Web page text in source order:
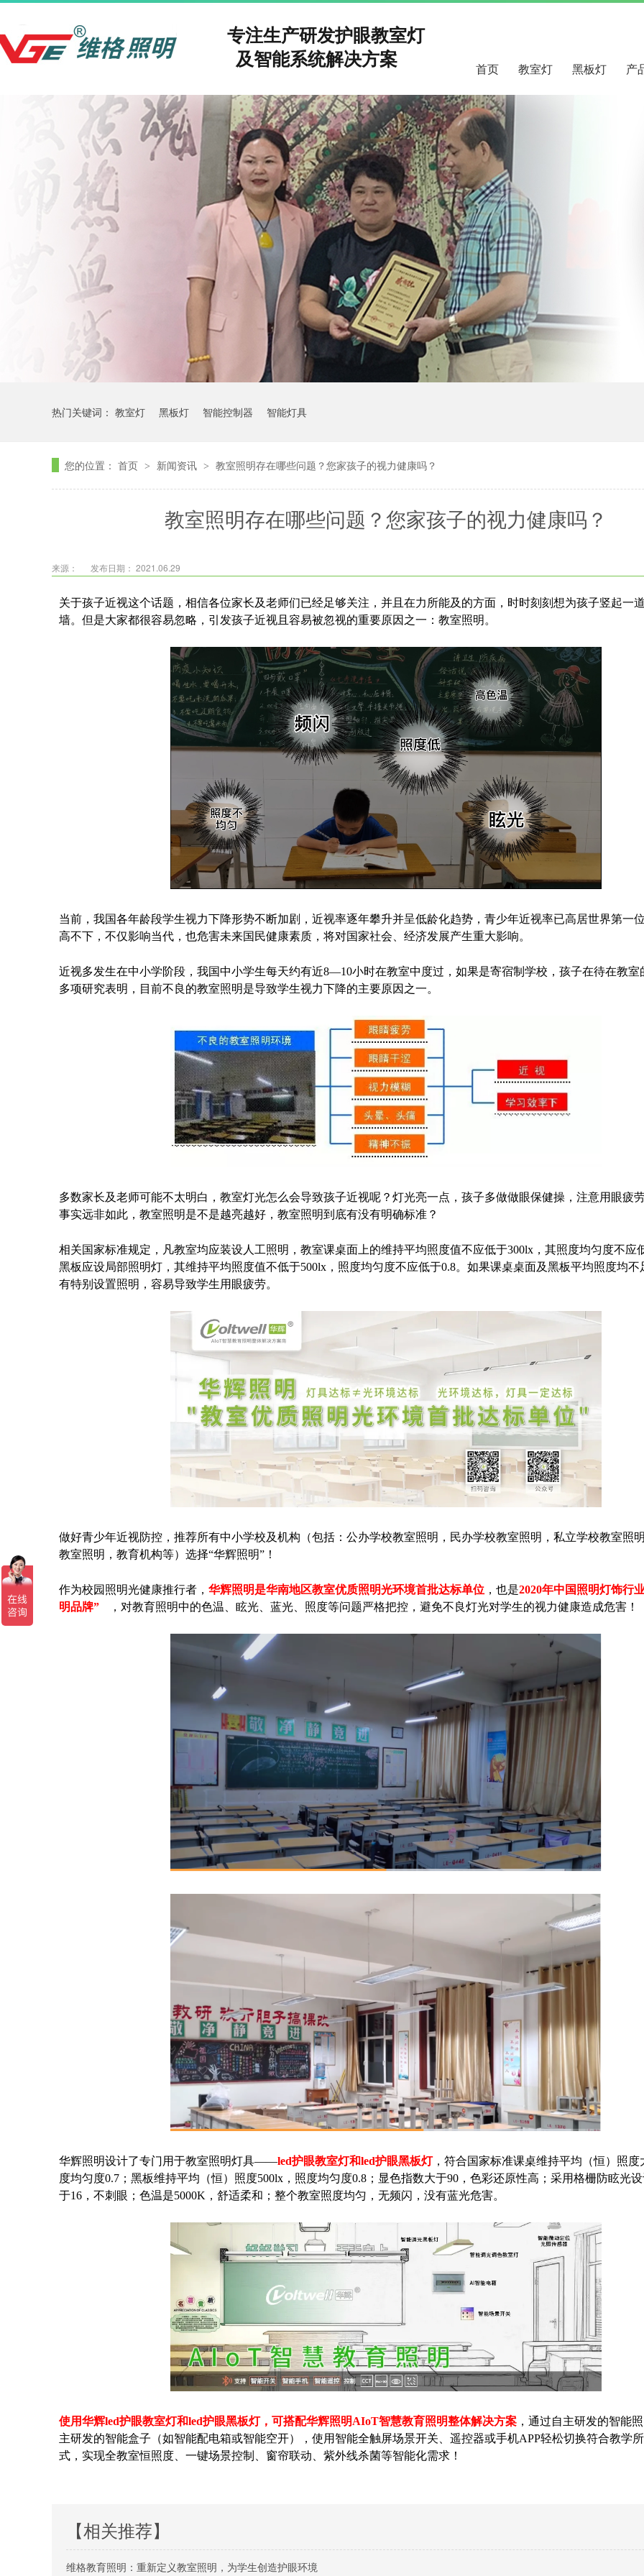
专注生产研发护眼教室灯
及智能系统解决方案
首页 教室灯 黑板灯 产
热门关键词： 教室灯 黑板灯 智能控制器 智能灯具
您的位置： 首页 > 新闻资讯 > 教室照明存在哪些问题？您家孩子的视力健康吗？
教室照明存在哪些问题？您家孩子的视力健康吗？
来源： 发布日期： 2021.06.29
关于孩子近视这个话题，相信各位家长及老师们已经足够关注，并且在力所能及的方面，时时刻刻想为孩子竖起一
墙。但是大家都很容易忽略，引发孩子近视且容易被忽视的重要原因之一：教室照明。
当前，我国各年龄段学生视力下降形势不断加剧，近视率逐年攀升并呈低龄化趋势，青少年近视率已高居世界第一
高不下，不仅影响当代，也危害未来国民健康素质，将对国家社会、经济发展产生重大影响。
近视多发生在中小学阶段，我国中小学生每天约有近8—10小时在教室中度过，如果是寄宿制学校，孩子在待在教室
多项研究表明，目前不良的教室照明是导致学生视力下降的主要原因之一。
多数家长及老师可能不太明白，教室灯光怎么会导致孩子近视呢？灯光亮一点，孩子多做做眼保健操，注意用眼疲
事实远非如此，教室照明是不是越亮越好，教室照明到底有没有明确标准？
相关国家标准规定，凡教室均应装设人工照明，教室课桌面上的维持平均照度值不应低于300lx，其照度均匀度不应
黑板应设局部照明灯，其维持平均照度值不低于500lx，照度均匀度不应低于0.8。如果课桌桌面及黑板平均照度均不
有特别设置照明，容易导致学生用眼疲劳。
做好青少年近视防控，推荐所有中小学校及机构（包括：公办学校教室照明，民办学校教室照明，私立学校教室照
教室照明，教育机构等）选择“华辉照明”！
作为校园照明光健康推行者， 华辉照明是华南地区教室优质照明光环境首批达标单位 ，也是2020年中国照明灯饰行
明品牌”
，对教育照明中的色温、眩光、蓝光、照度等问题严格把控，避免不良灯光对学生的视力健康造成危害！
华辉照明设计了专门用于教室照明灯具——led护眼教室灯和led护眼黑板灯，符合国家标准课桌维持平均（恒）照度
度均匀度0.7；黑板维持平均（恒）照度500lx，照度均匀度0.8；显色指数大于90，色彩还原性高；采用格栅防眩光
于16，不刺眼；色温是5000K，舒适柔和；整个教室照度均匀，无频闪，没有蓝光危害。
使用华辉led护眼教室灯和led护眼黑板灯，可搭配华辉照明AIoT智慧教育照明整体解决方案 ，通过自主研发的智能
主研发的智能盒子（如智能配电箱或智能空开），使用智能全触屏场景开关、遥控器或手机APP轻松切换符合教学
式，实现全教室恒照度、一键场景控制、窗帘联动、紫外线杀菌等智能化需求！
【相关推荐】
维格教育照明：重新定义教室照明，为学生创造护眼环境